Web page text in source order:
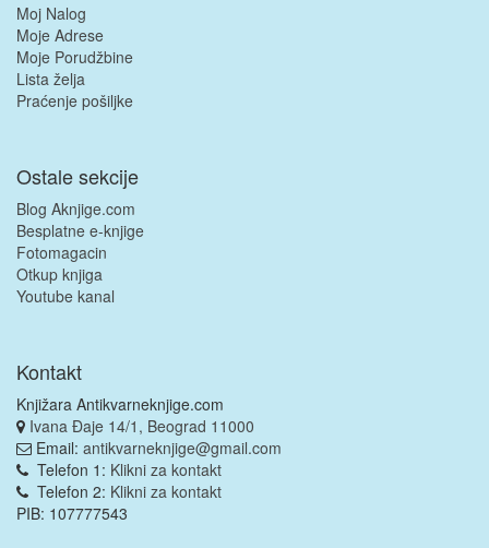
Moj Nalog
Moje Adrese
Moje Porudžbine
Lista želja
Praćenje pošiljke
Ostale sekcije
Blog Aknjige.com
Besplatne e-knjige
Fotomagacin
Otkup knjiga
Youtube kanal
Kontakt
Knjižara Antikvarneknjige.com
Ivana Đaje 14/1, Beograd 11000
Email: antikvarneknjige@gmail.com
Telefon 1: Klikni za kontakt
Telefon 2: Klikni za kontakt
PIB: 107777543